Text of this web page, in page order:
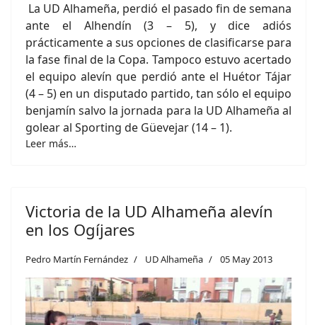
La UD Alhameña, perdió el pasado fin de semana
ante el Alhendín (3 – 5), y dice adiós
prácticamente a sus opciones de clasificarse para
la fase final de la Copa. Tampoco estuvo acertado
el equipo alevín que perdió ante el Huétor Tájar
(4 – 5) en un disputado partido, tan sólo el equipo
benjamín salvo la jornada para la UD Alhameña al
golear al Sporting de Güevejar (14 – 1).
Leer más…
Victoria de la UD Alhameña alevín
en los Ogíjares
Pedro Martín Fernández UD Alhameña 05 May 2013